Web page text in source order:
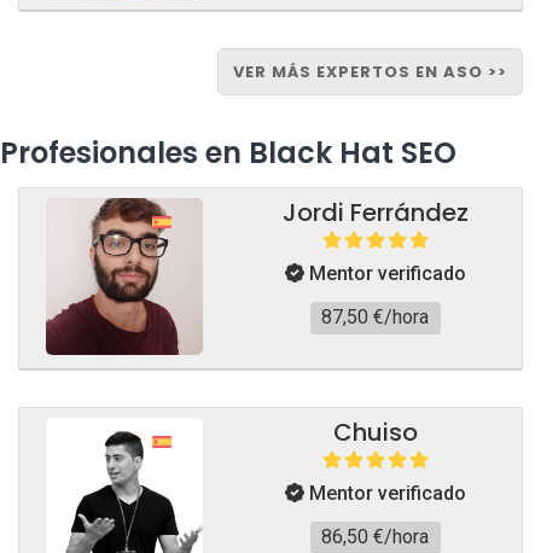
VER MÁS EXPERTOS EN ASO >>
Profesionales en Black Hat SEO
Jordi Ferrández
Mentor verificado
87,50 €/hora
Chuiso
Mentor verificado
86,50 €/hora